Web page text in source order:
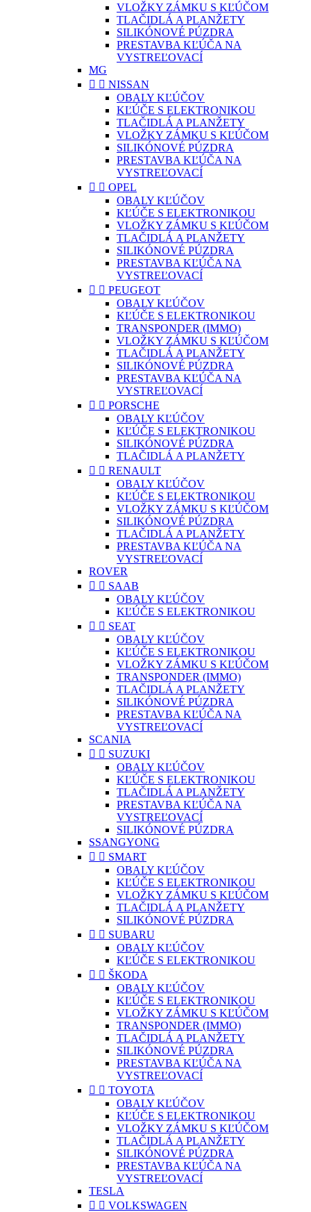
VLOŽKY ZÁMKU S KĽÚČOM
TLAČIDLÁ A PLANŽETY
SILIKÓNOVÉ PÚZDRA
PRESTAVBA KĽÚČA NA
VYSTREĽOVACÍ
MG
  NISSAN
OBALY KĽÚČOV
KĽÚČE S ELEKTRONIKOU
TLAČIDLÁ A PLANŽETY
VLOŽKY ZÁMKU S KĽÚČOM
SILIKÓNOVÉ PÚZDRA
PRESTAVBA KĽÚČA NA
VYSTREĽOVACÍ
  OPEL
OBALY KĽÚČOV
KĽÚČE S ELEKTRONIKOU
VLOŽKY ZÁMKU S KĽÚČOM
TLAČIDLÁ A PLANŽETY
SILIKÓNOVÉ PÚZDRA
PRESTAVBA KĽÚČA NA
VYSTREĽOVACÍ
  PEUGEOT
OBALY KĽÚČOV
KĽÚČE S ELEKTRONIKOU
TRANSPONDER (IMMO)
VLOŽKY ZÁMKU S KĽÚČOM
TLAČIDLÁ A PLANŽETY
SILIKÓNOVÉ PÚZDRA
PRESTAVBA KĽÚČA NA
VYSTREĽOVACÍ
  PORSCHE
OBALY KĽÚČOV
KĽÚČE S ELEKTRONIKOU
SILIKÓNOVÉ PÚZDRA
TLAČIDLÁ A PLANŽETY
  RENAULT
OBALY KĽÚČOV
KĽÚČE S ELEKTRONIKOU
VLOŽKY ZÁMKU S KĽÚČOM
SILIKÓNOVÉ PÚZDRA
TLAČIDLÁ A PLANŽETY
PRESTAVBA KĽÚČA NA
VYSTREĽOVACÍ
ROVER
  SAAB
OBALY KĽÚČOV
KĽÚČE S ELEKTRONIKOU
  SEAT
OBALY KĽÚČOV
KĽÚČE S ELEKTRONIKOU
VLOŽKY ZÁMKU S KĽÚČOM
TRANSPONDER (IMMO)
TLAČIDLÁ A PLANŽETY
SILIKÓNOVÉ PÚZDRA
PRESTAVBA KĽÚČA NA
VYSTREĽOVACÍ
SCANIA
  SUZUKI
OBALY KĽÚČOV
KĽÚČE S ELEKTRONIKOU
TLAČIDLÁ A PLANŽETY
PRESTAVBA KĽÚČA NA
VYSTREĽOVACÍ
SILIKÓNOVÉ PÚZDRA
SSANGYONG
  SMART
OBALY KĽÚČOV
KĽÚČE S ELEKTRONIKOU
VLOŽKY ZÁMKU S KĽÚČOM
TLAČIDLÁ A PLANŽETY
SILIKÓNOVÉ PÚZDRA
  SUBARU
OBALY KĽÚČOV
KĽÚČE S ELEKTRONIKOU
  ŠKODA
OBALY KĽÚČOV
KĽÚČE S ELEKTRONIKOU
VLOŽKY ZÁMKU S KĽÚČOM
TRANSPONDER (IMMO)
TLAČIDLÁ A PLANŽETY
SILIKÓNOVÉ PÚZDRA
PRESTAVBA KĽÚČA NA
VYSTREĽOVACÍ
  TOYOTA
OBALY KĽÚČOV
KĽÚČE S ELEKTRONIKOU
VLOŽKY ZÁMKU S KĽÚČOM
TLAČIDLÁ A PLANŽETY
SILIKÓNOVÉ PÚZDRA
PRESTAVBA KĽÚČA NA
VYSTREĽOVACÍ
TESLA
  VOLKSWAGEN